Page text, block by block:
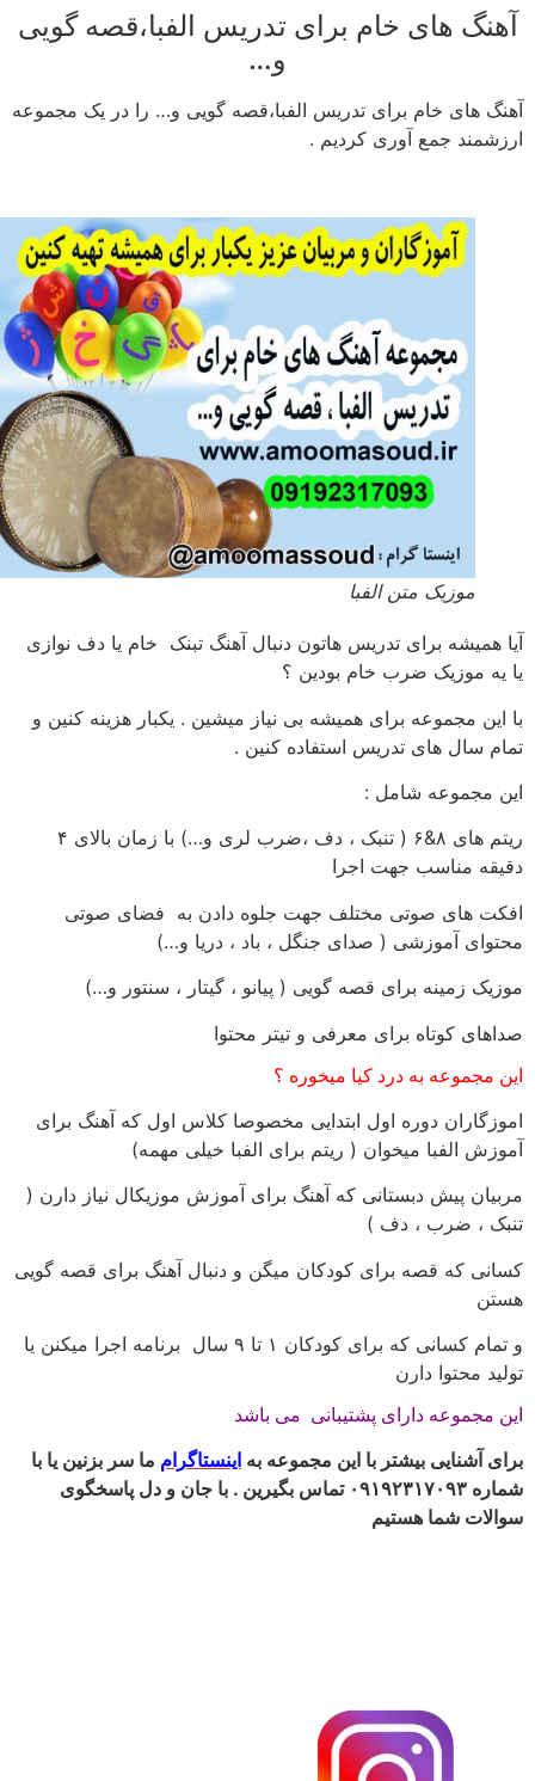
های خام برای تدریس الفبا،قصه گویی
های خام برای تدریس الفبا،قصه گویی و… را در یک مجموعه
جمع آوری کردیم .
موزیک متن الفبا
همیشه برای تدریس هاتون دنبال آهنگ تبنک خام یا دف نوازی
موزیک ضرب خام بودین ؟
مجموعه برای همیشه بی نیاز میشین . یکبار هزینه کنین و
سال های تدریس استفاده کنین .
مجموعه شامل :
ریتم های ۸&۶ ( تنبک ، دف ،ضرب لری و…) با زمان بالای ۴
مناسب جهت اجرا
های صوتی مختلف جهت جلوه دادن به فضای صوتی
آموزشی ( صدای جنگل ، باد ، دریا و…)
زمینه برای قصه گویی ( پیانو ، گیتار ، سنتور و…)
کوتاه برای معرفی و تیتر محتوا
مجموعه به درد کیا میخوره ؟
دوره اول ابتدایی مخصوصا کلاس اول که آهنگ برای
الفبا میخوان ( ریتم برای الفبا خیلی مهمه)
پیش دبستانی که آهنگ برای آموزش موزیکال نیاز دارن (
، ضرب ، دف )
که قصه برای کودکان میگن و دنبال آهنگ برای قصه گویی
و تمام کسانی که برای کودکان ۱ تا ۹ سال برنامه اجرا میکنن یا
محتوا دارن
مجموعه دارای پشتیبانی می باشد
آشنایی بیشتر با این مجموعه بهاینستاگرامما سر بزنین یا با
شماره ۰۹۱۹۲۳۱۷۰۹۳ تماس بگیرین . با جان و دل پاسخگوی
شما هستیم